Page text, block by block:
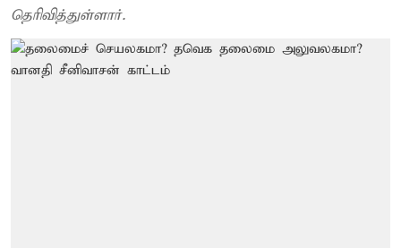
தெரிவித்துள்ளார்.